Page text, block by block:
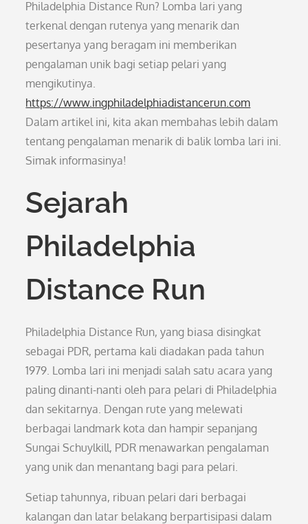
Philadelphia Distance Run? Lomba lari yang
terkenal dengan rutenya yang menarik dan
pesertanya yang beragam ini memberikan
pengalaman unik bagi setiap pelari yang
mengikutinya.
https://www.ingphiladelphiadistancerun.com
Dalam artikel ini, kita akan membahas lebih dalam
tentang pengalaman menarik di balik lomba lari ini.
Simak informasinya!
Sejarah
Philadelphia
Distance Run
Philadelphia Distance Run, yang biasa disingkat
sebagai PDR, pertama kali diadakan pada tahun
1979. Lomba lari ini menjadi salah satu acara yang
paling dinanti-nanti oleh para pelari di Philadelphia
dan sekitarnya. Dengan rute yang melewati
berbagai landmark kota dan hampir sepanjang
Sungai Schuylkill, PDR menawarkan pengalaman
yang unik dan menantang bagi para pelari.
Setiap tahunnya, ribuan pelari dari berbagai
kalangan dan latar belakang berpartisipasi dalam